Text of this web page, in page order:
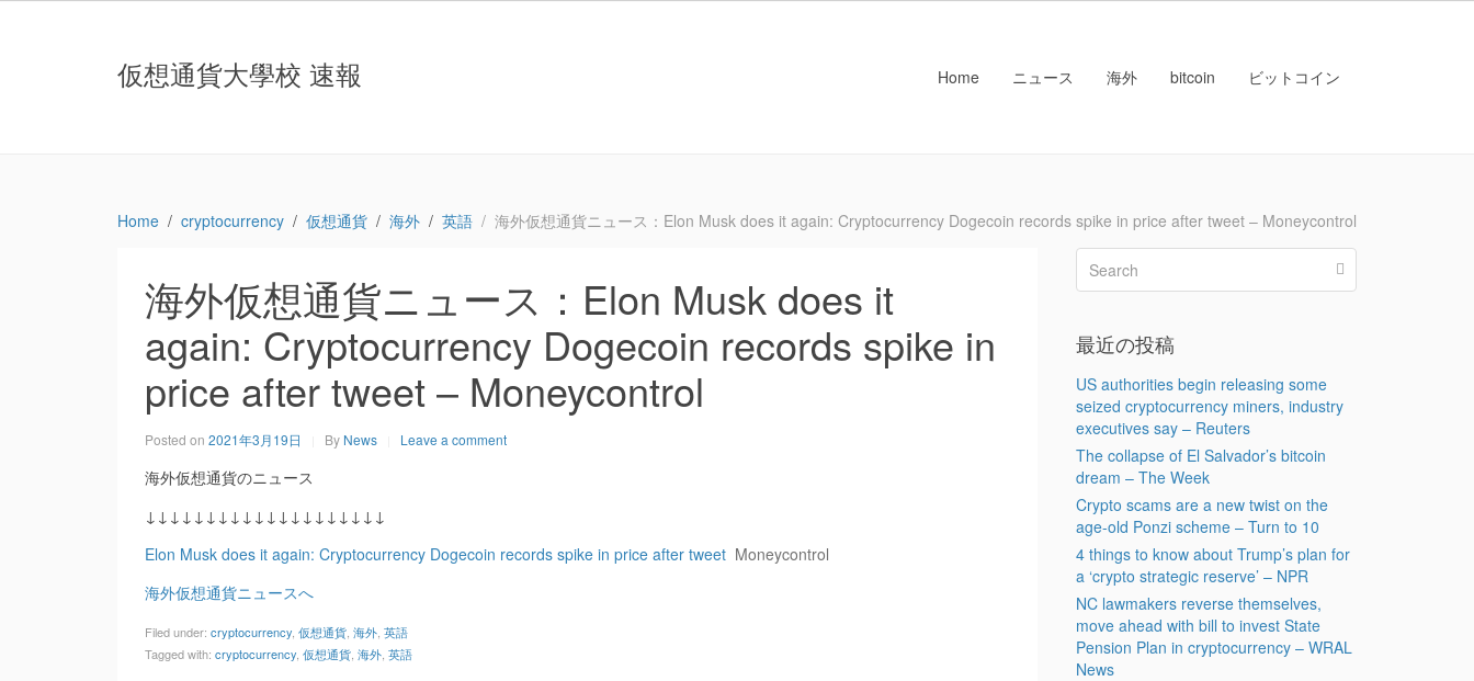
仮想通貨大學校 速報 Home ニュース 海外 bitcoin ビットコイン
Home cryptocurrency 仮想通貨 海外 英語 海外仮想通貨ニュース：Elon Musk does it again: Cryptocurrency Dogecoin records spike in price after tweet – Moneycontrol
海外仮想通貨ニュース：Elon Musk does it
again: Cryptocurrency Dogecoin records spike in
price after tweet – Moneycontrol
Posted on 2021年3月19日 By News Leave a comment
海外仮想通貨のニュース
↓↓↓↓↓↓↓↓↓↓↓↓↓↓↓↓↓↓↓↓
Elon Musk does it again: Cryptocurrency Dogecoin records spike in price after tweet Moneycontrol
海外仮想通貨ニュースへ
Filed under: cryptocurrency 仮想通貨 海外 英語
Tagged with: cryptocurrency 仮想通貨 海外 英語
最近の投稿
US authorities begin releasing some
seized cryptocurrency miners, industry
executives say – Reuters
The collapse of El Salvador’s bitcoin
dream – The Week
Crypto scams are a new twist on the
age-old Ponzi scheme – Turn to 10
4 things to know about Trump’s plan for
a ‘crypto strategic reserve’ – NPR
NC lawmakers reverse themselves,
move ahead with bill to invest State
Pension Plan in cryptocurrency – WRAL
News